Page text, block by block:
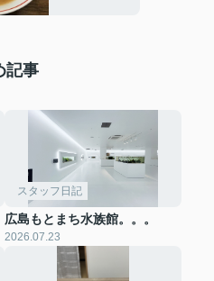
記事
スタッフ日記
広島もとまち水族館。。。
2026.07.23